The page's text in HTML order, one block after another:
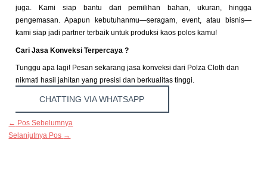
juga. Kami siap bantu dari pemilihan bahan, ukuran, hingga
pengemasan. Apapun kebutuhanmu—seragam, event, atau bisnis—
kami siap jadi partner terbaik untuk produksi kaos polos kamu!
Cari Jasa Konveksi Terpercaya ?
Tunggu apa lagi! Pesan sekarang jasa konveksi dari Polza Cloth dan
nikmati hasil jahitan yang presisi dan berkualitas tinggi.
CHATTING VIA WHATSAPP
← Pos Sebelumnya
Selanjutnya Pos →